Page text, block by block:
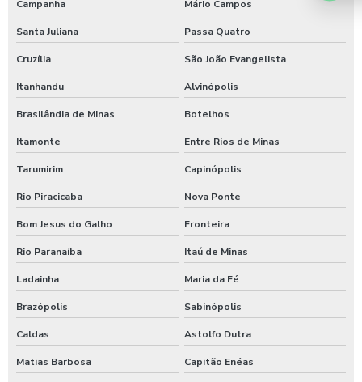
Campanha Mário Campos
Santa Juliana Passa Quatro
Cruzília São João Evangelista
Itanhandu Alvinópolis
Brasilândia de Minas Botelhos
Itamonte Entre Rios de Minas
Tarumirim Capinópolis
Rio Piracicaba Nova Ponte
Bom Jesus do Galho Fronteira
Rio Paranaíba Itaú de Minas
Ladainha Maria da Fé
Brazópolis Sabinópolis
Caldas Astolfo Dutra
Matias Barbosa Capitão Enéas